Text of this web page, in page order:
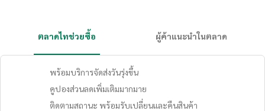
ตลาดไทช่วยซื้อ ผู้ค้าแนะนำในตลาด
พร้อมบริการจัดส่งวันรุ่งขึ้น
คูปองส่วนลดเพิ่มเติมมากมาย
ติดตามสถานะ พร้อมรับเปลี่ยนและคืนสินค้า